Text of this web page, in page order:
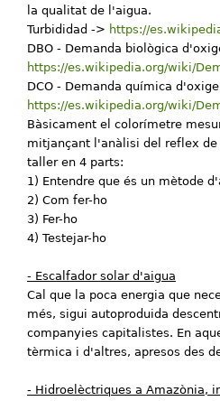
la qualitat de l'aigua.
Turbididad -> https://
DBO - Demanda biològica
https://es.wikipedia.org/wiki/
DCO - Demanda química
https://es.wikipedia.org/wiki/
Bàsicament el colorímetre
mitjançant l'anàlisi del reflex
taller en 4 parts:
1) Entendre que és un mètode
2) Com fer-ho
3) Fer-ho
4) Testejar-ho
- Escalfador solar d'aigua
Cal que la poca energia que
més, sigui autoproduida
companyies capitalistes. En
tèrmica i d'altres, apresos des
- Hidroelèctriques a Amazònia,